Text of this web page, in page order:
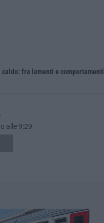
fra lamenti e comportamenti
alle 9:29